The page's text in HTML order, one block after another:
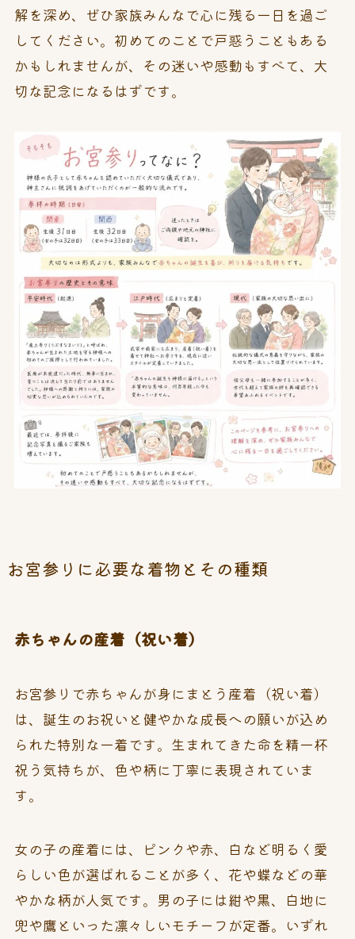
解を深め、ぜひ家族みんなで心に残る一日を過ご
してください。初めてのことで戸惑うこともある
かもしれませんが、その迷いや感動もすべて、大
切な記念になるはずです。
お宮参りに必要な着物とその種類
赤ちゃんの産着（祝い着）
お宮参りで赤ちゃんが身にまとう産着（祝い着）
は、誕生のお祝いと健やかな成長への願いが込め
られた特別な一着です。生まれてきた命を精一杯
祝う気持ちが、色や柄に丁寧に表現されていま
す。
女の子の産着には、ピンクや赤、白など明るく愛
らしい色が選ばれることが多く、花や蝶などの華
やかな柄が人気です。男の子には紺や黒、白地に
兜や鷹といった凛々しいモチーフが定番。いずれ